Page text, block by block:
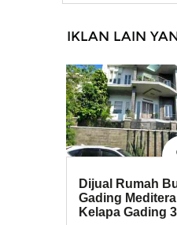
IKLAN LAIN
Dijual Rumah
Gading
Kelapa Gading